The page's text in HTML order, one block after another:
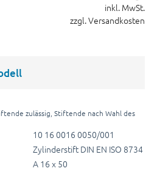
inkl. MwSt.
zzgl. Versandkosten
zulässig, Stiftende nach Wahl des
10 16 0016 0050/001
Zylinderstift DIN EN ISO 8734
A 16 x 50